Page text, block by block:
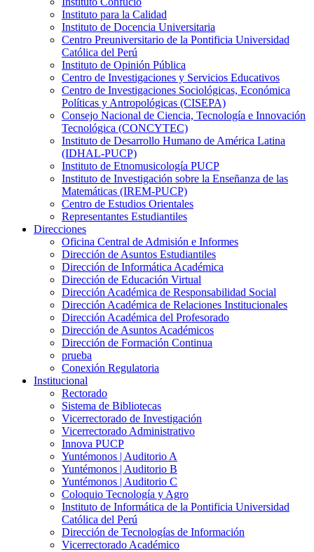
Instituto para la Calidad
Instituto de Docencia Universitaria
Centro Preuniversitario de la Pontificia Universidad
Católica del Perú
Instituto de Opinión Pública
Centro de Investigaciones y Servicios Educativos
Centro de Investigaciones Sociológicas, Económica
Políticas y Antropológicas (CISEPA)
Consejo Nacional de Ciencia, Tecnología e Innovación
Tecnológica (CONCYTEC)
Instituto de Desarrollo Humano de América Latina
(IDHAL-PUCP)
Instituto de Etnomusicología PUCP
Instituto de Investigación sobre la Enseñanza de las
Matemáticas (IREM-PUCP)
Centro de Estudios Orientales
Representantes Estudiantiles
Direcciones
Oficina Central de Admisión e Informes
Dirección de Asuntos Estudiantiles
Dirección de Informática Académica
Dirección de Educación Virtual
Dirección Académica de Responsabilidad Social
Dirección Académica de Relaciones Institucionales
Dirección Académica del Profesorado
Dirección de Asuntos Académicos
Dirección de Formación Continua
prueba
Conexión Regulatoria
Institucional
Rectorado
Sistema de Bibliotecas
Vicerrectorado de Investigación
Vicerrectorado Administrativo
Innova PUCP
Yuntémonos | Auditorio A
Yuntémonos | Auditorio B
Yuntémonos | Auditorio C
Coloquio Tecnología y Agro
Instituto de Informática de la Pontificia Universidad
Católica del Perú
Dirección de Tecnologías de Información
Vicerrectorado Académico